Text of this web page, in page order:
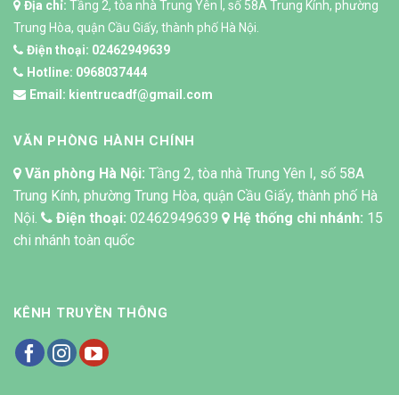
Địa chỉ: Tầng 2, tòa nhà Trung Yên I, số 58A Trung Kính, phường
Trung Hòa, quận Cầu Giấy, thành phố Hà Nội.
Điện thoại: 02462949639
Hotline: 0968037444
Email: kientrucadf@gmail.com
VĂN PHÒNG HÀNH CHÍNH
Văn phòng Hà Nội: Tầng 2, tòa nhà Trung Yên I, số 58A
Trung Kính, phường Trung Hòa, quận Cầu Giấy, thành phố Hà
Nội.
Điện thoại: 02462949639 Hệ thống chi nhánh: 15
chi nhánh toàn quốc
KÊNH TRUYỀN THÔNG